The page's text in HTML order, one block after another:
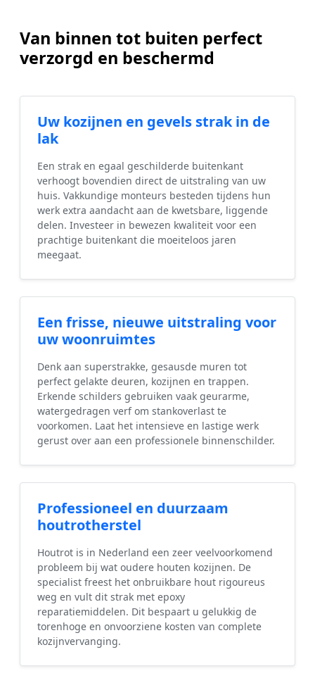
Van binnen tot buiten perfect
verzorgd en beschermd
Uw kozijnen en gevels strak in de
lak
Een strak en egaal geschilderde buitenkant
verhoogt bovendien direct de uitstraling van uw
huis. Vakkundige monteurs besteden tijdens hun
werk extra aandacht aan de kwetsbare, liggende
delen. Investeer in bewezen kwaliteit voor een
prachtige buitenkant die moeiteloos jaren
meegaat.
Een frisse, nieuwe uitstraling voor
uw woonruimtes
Denk aan superstrakke, gesausde muren tot
perfect gelakte deuren, kozijnen en trappen.
Erkende schilders gebruiken vaak geurarme,
watergedragen verf om stankoverlast te
voorkomen. Laat het intensieve en lastige werk
gerust over aan een professionele binnenschilder.
Professioneel en duurzaam
houtrotherstel
Houtrot is in Nederland een zeer veelvoorkomend
probleem bij wat oudere houten kozijnen. De
specialist freest het onbruikbare hout rigoureus
weg en vult dit strak met epoxy
reparatiemiddelen. Dit bespaart u gelukkig de
torenhoge en onvoorziene kosten van complete
kozijnvervanging.